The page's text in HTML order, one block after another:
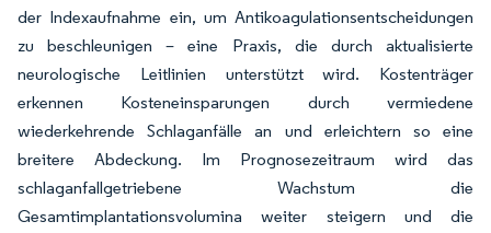
der Indexaufnahme ein, um Antikoagulationsentscheidungen
zu beschleunigen – eine Praxis, die durch aktualisierte
neurologische Leitlinien unterstützt wird. Kostenträger
erkennen Kosteneinsparungen durch vermiedene
wiederkehrende Schlaganfälle an und erleichtern so eine
breitere Abdeckung. Im Prognosezeitraum wird das
schlaganfallgetriebene Wachstum die
Gesamtimplantationsvolumina weiter steigern und die